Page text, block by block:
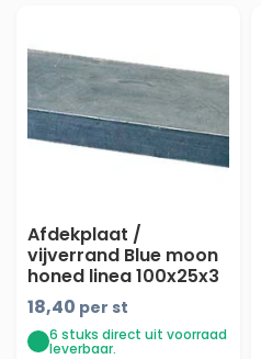
Afdekplaat /
vijverrand Blue moon
honed linea 100x25x3
- maandprijs
18,40 per st
6 stuks direct uit voorraad
leverbaar.